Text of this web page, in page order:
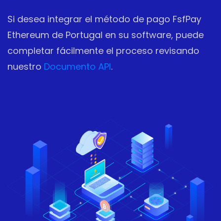
Si desea integrar el método de pago FsfPay
Ethereum de Portugal en su software, puede
completar fácilmente el proceso revisando
nuestro Documento API.